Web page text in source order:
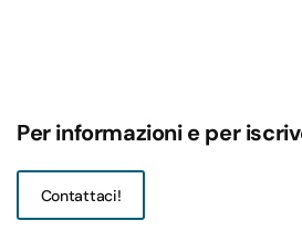
Per informazioni e per
Contattaci!